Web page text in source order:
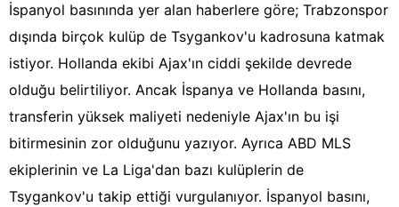
İspanyol basınında yer alan haberlere göre; Trabzonspor
dışında birçok kulüp de Tsygankov'u kadrosuna katmak
istiyor. Hollanda ekibi Ajax'ın ciddi şekilde devrede
olduğu belirtiliyor. Ancak İspanya ve Hollanda basını,
transferin yüksek maliyeti nedeniyle Ajax'ın bu işi
bitirmesinin zor olduğunu yazıyor. Ayrıca ABD MLS
ekiplerinin ve La Liga'dan bazı kulüplerin de
Tsygankov'u takip ettiği vurgulanıyor. İspanyol basını,